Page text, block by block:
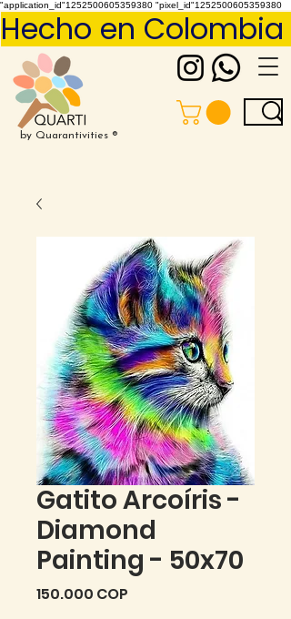
"application_id"1252500605359380 "pixel_id"1252500605359380
by Quarantivities ®
Hecho en
Gatito Arcoíris -
Diamond
Painting - 50x70
150.000 COP